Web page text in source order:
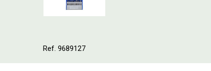
Ref. 9689127